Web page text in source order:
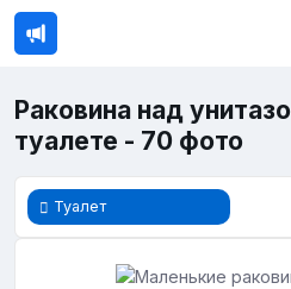
Раковина над
туалете - 70 фото
Туалет